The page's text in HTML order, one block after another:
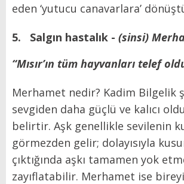
eden ‘yutucu canavarlara’
5. Salgın hastalık - (sinsi)
“Mısır’ın tüm hayvanları telef
Merhamet nedir? Kadim Bilgelik
sevgiden daha güçlü ve kalıcı
belirtir. Aşk genellikle sevilenin
görmezden gelir; dolayısıyla
çıktığında aşkı tamamen yok
zayıflatabilir. Merhamet ise